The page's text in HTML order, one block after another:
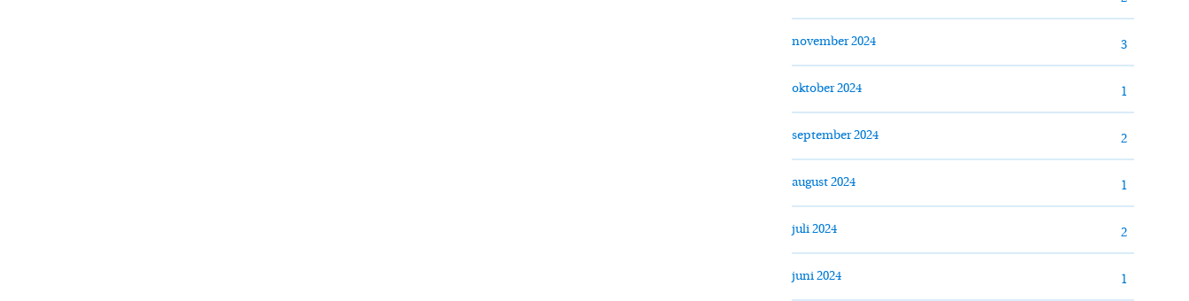
november 2024 3
oktober 2024 1
september 2024 2
august 2024 1
juli 2024 2
juni 2024 1